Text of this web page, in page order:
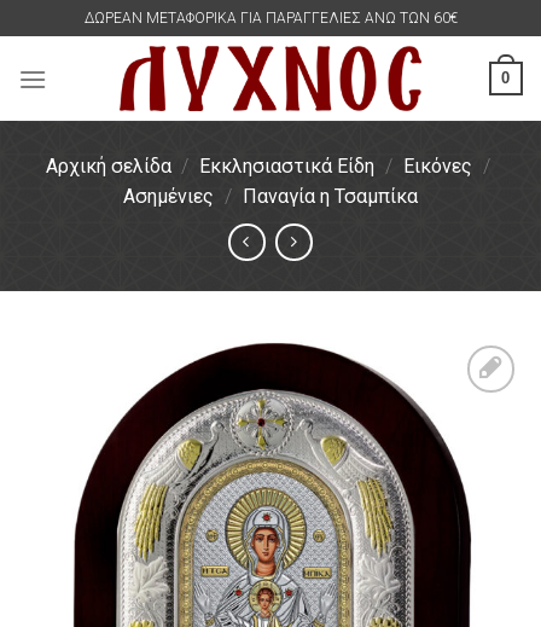
content
ΔΩΡΕΑΝ ΜΕΤΑΦΟΡΙΚΑ ΓΙΑ ΠΑΡΑΓΓΕΛΙΕΣ ΑΝΩ ΤΩΝ 60€
0
Αρχική σελίδα / Εκκλησιαστικά Είδη / Εικόνες /
Ασημένιες / Παναγία η Τσαμπίκα
Πρόσθήκη
λίστα
επιθυμιών